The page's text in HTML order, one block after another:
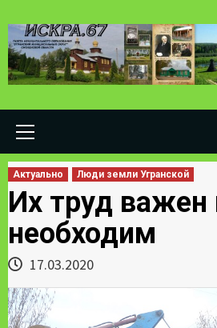
to
content
Актуально Люди земли Угранской
Их труд важен
необходим
17.03.2020